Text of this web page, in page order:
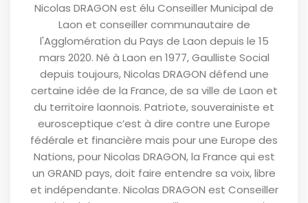
Nicolas DRAGON est élu Conseiller Municipal de
Laon et conseiller communautaire de
l'Agglomération du Pays de Laon depuis le 15
mars 2020. Né à Laon en 1977, Gaulliste Social
depuis toujours, Nicolas DRAGON défend une
certaine idée de la France, de sa ville de Laon et
du territoire laonnois. Patriote, souverainiste et
eurosceptique c’est à dire contre une Europe
fédérale et financière mais pour une Europe des
Nations, pour Nicolas DRAGON, la France qui est
un GRAND pays, doit faire entendre sa voix, libre
et indépendante. Nicolas DRAGON est Conseiller